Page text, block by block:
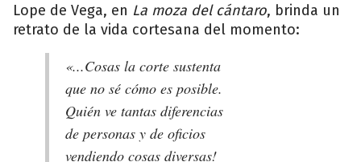
Lope de Vega, en La moza del cántaro, brinda un
retrato de la vida cortesana del momento:
«...Cosas la corte sustenta
que no sé cómo es posible.
Quién ve tantas diferencias
de personas y de oficios
vendiendo cosas diversas!